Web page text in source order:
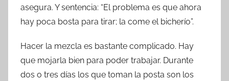
asegura. Y sentencia: “El problema es que ahora
hay poca bosta para tirar; la come el bicherío”.
Hacer la mezcla es bastante complicado. Hay
que mojarla bien para poder trabajar. Durante
dos o tres días los que toman la posta son los